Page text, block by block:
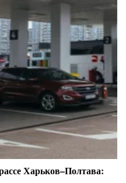
Харьков–Полтава: